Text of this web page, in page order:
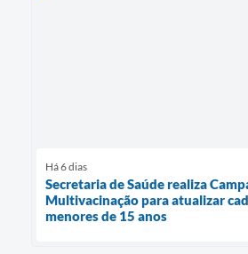
Há 6 dias
Secretaria de Saúde realiza
Multivacinação para atualizar
menores de 15 anos